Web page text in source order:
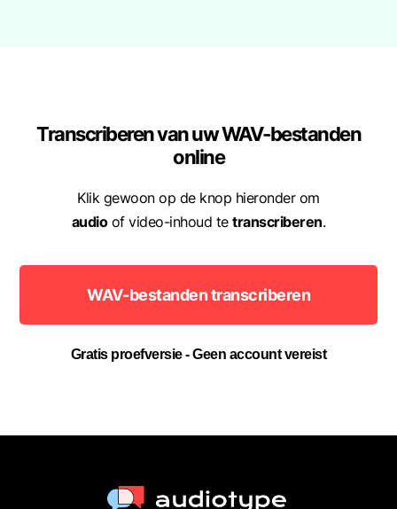
Transcriberen van uw WAV-bestanden
online
Klik gewoon op de knop hieronder om
audioof video-inhoud tetranscriberen.
WAV-bestanden transcriberen
Gratis proefversie - Geen account vereist